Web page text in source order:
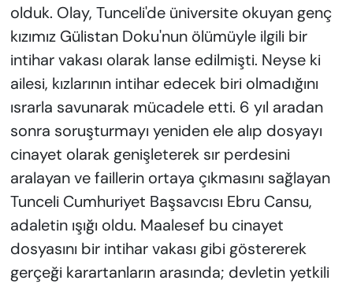
olduk. Olay, Tunceli'de üniversite okuyan genç
kızımız Gülistan Doku'nun ölümüyle ilgili bir
intihar vakası olarak lanse edilmişti. Neyse ki
ailesi, kızlarının intihar edecek biri olmadığını
ısrarla savunarak mücadele etti. 6 yıl aradan
sonra soruşturmayı yeniden ele alıp dosyayı
cinayet olarak genişleterek sır perdesini
aralayan ve faillerin ortaya çıkmasını sağlayan
Tunceli Cumhuriyet Başsavcısı Ebru Cansu,
adaletin ışığı oldu. Maalesef bu cinayet
dosyasını bir intihar vakası gibi göstererek
gerçeği karartanların arasında; devletin yetkili